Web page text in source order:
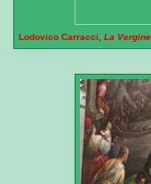
Lodovico Carracci, La